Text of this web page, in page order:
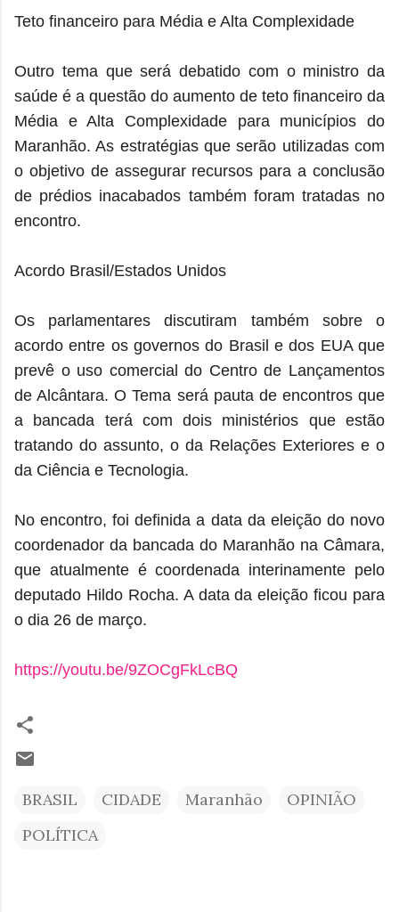
Teto financeiro para Média e Alta Complexidade
Outro tema que será debatido com o ministro da
saúde é a questão do aumento de teto financeiro da
Média e Alta Complexidade para municípios do
Maranhão. As estratégias que serão utilizadas com
o objetivo de assegurar recursos para a conclusão
de prédios inacabados também foram tratadas no
encontro.
Acordo Brasil/Estados Unidos
Os parlamentares discutiram também sobre o
acordo entre os governos do Brasil e dos EUA que
prevê o uso comercial do Centro de Lançamentos
de Alcântara. O Tema será pauta de encontros que
a bancada terá com dois ministérios que estão
tratando do assunto, o da Relações Exteriores e o
da Ciência e Tecnologia.
No encontro, foi definida a data da eleição do novo
coordenador da bancada do Maranhão na Câmara,
que atualmente é coordenada interinamente pelo
deputado Hildo Rocha. A data da eleição ficou para
o dia 26 de março.
https://youtu.be/9ZOCgFkLcBQ
BRASIL CIDADE Maranhão
OPINIÃO
POLÍTICA